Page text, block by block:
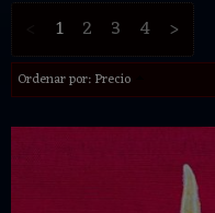
1 2 3 4 >
Ordenar por:Precio